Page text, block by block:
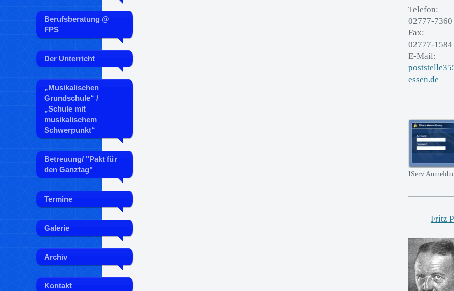
Berufsberatung @
FPS
Der Unterricht
„Musikalischen
Grundschule“ /
„Schule mit
musikalischem
Schwerpunkt“
Betreuung/ "Pakt für
den Ganztag"
Termine
Galerie
Archiv
Kontakt
Telefon:
02777-7360
Fax:
02777-1584
E-Mail:
essen.de
IServ
Fritz